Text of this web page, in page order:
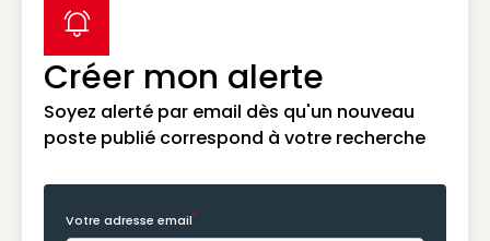
Créer mon alerte
Soyez alerté par email dès qu'un nouveau
poste publié correspond à votre recherche
label icon
Votre adresse email*